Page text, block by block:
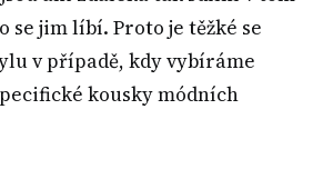
se jim líbí. Proto je těžké se
v případě, kdy vybíráme
kousky módních